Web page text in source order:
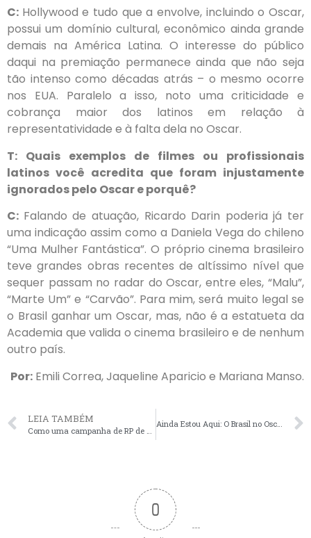
C: Hollywood e tudo que a envolve, incluindo o Oscar,
possui um domínio cultural, econômico ainda grande
demais na América Latina. O interesse do público
daqui na premiação permanece ainda que não seja
tão intenso como décadas atrás – o mesmo ocorre
nos EUA. Paralelo a isso, noto uma criticidade e
cobrança maior dos latinos em relação à
representatividade e à falta dela no Oscar.
T: Quais exemplos de filmes ou profissionais
latinos você acredita que foram injustamente
ignorados pelo Oscar e porquê?
C: Falando de atuação, Ricardo Darin poderia já ter
uma indicação assim como a Daniela Vega do chileno
“Uma Mulher Fantástica”. O próprio cinema brasileiro
teve grandes obras recentes de altíssimo nível que
sequer passam no radar do Oscar, entre eles, “Malu”,
“Marte Um” e “Carvão”. Para mim, será muito legal se
o Brasil ganhar um Oscar, mas, não é a estatueta da
Academia que valida o cinema brasileiro e de nenhum
outro país.
Por: Emili Correa, Jaqueline Aparicio e Mariana Manso.
LEIA TAMBÉM Ainda Estou Aqui: O Brasil no Oscar e a Representatividade no Cinema Mundial
0